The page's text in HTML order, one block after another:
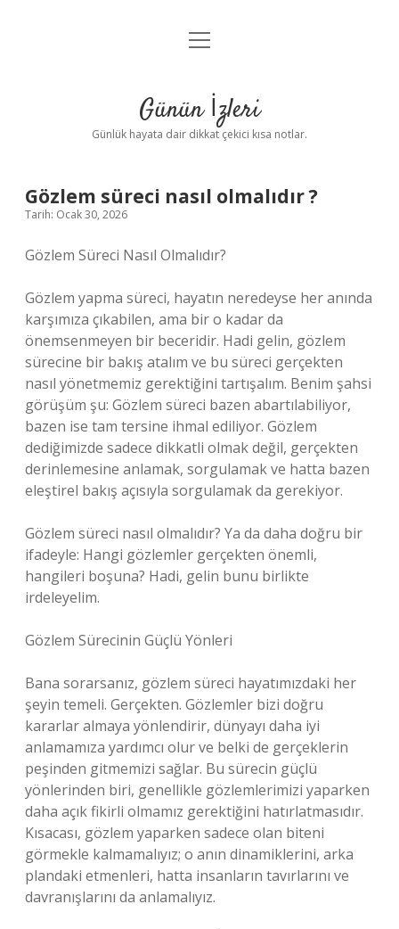
Anasayfa
Yasal Uyarı
menüyü
Günün İzleri
Günlük hayata dair dikkat çekici kısa notlar.
Gözlem süreci nasıl olmalıdır ?
Tarih: Ocak 30, 2026
Gözlem Süreci Nasıl Olmalıdır?
Gözlem yapma süreci, hayatın neredeyse her anında
karşımıza çıkabilen, ama bir o kadar da
önemsenmeyen bir beceridir. Hadi gelin, gözlem
sürecine bir bakış atalım ve bu süreci gerçekten
nasıl yönetmemiz gerektiğini tartışalım. Benim şahsi
görüşüm şu: Gözlem süreci bazen abartılabiliyor,
bazen ise tam tersine ihmal ediliyor. Gözlem
dediğimizde sadece dikkatli olmak değil, gerçekten
derinlemesine anlamak, sorgulamak ve hatta bazen
eleştirel bakış açısıyla sorgulamak da gerekiyor.
Gözlem süreci nasıl olmalıdır? Ya da daha doğru bir
ifadeyle: Hangi gözlemler gerçekten önemli,
hangileri boşuna? Hadi, gelin bunu birlikte
irdeleyelim.
Gözlem Sürecinin Güçlü Yönleri
Bana sorarsanız, gözlem süreci hayatımızdaki her
şeyin temeli. Gerçekten. Gözlemler bizi doğru
kararlar almaya yönlendirir, dünyayı daha iyi
anlamamıza yardımcı olur ve belki de gerçeklerin
peşinden gitmemizi sağlar. Bu sürecin güçlü
yönlerinden biri, genellikle gözlemlerimizi yaparken
daha açık fikirli olmamız gerektiğini hatırlatmasıdır.
Kısacası, gözlem yaparken sadece olan biteni
görmekle kalmamalıyız; o anın dinamiklerini, arka
plandaki etmenleri, hatta insanların tavırlarını ve
davranışlarını da anlamalıyız.